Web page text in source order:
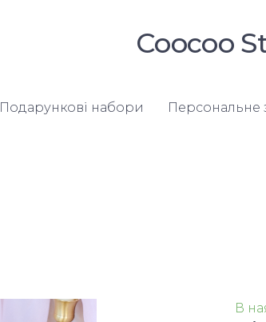
Coocoo
Подарункові набори Персональне
В